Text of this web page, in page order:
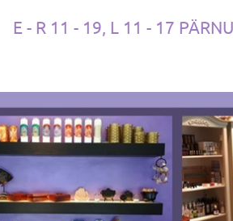
E - R 11 - 19, L 11 - 17